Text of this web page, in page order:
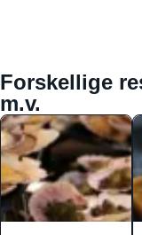
Forskellige
m.v.